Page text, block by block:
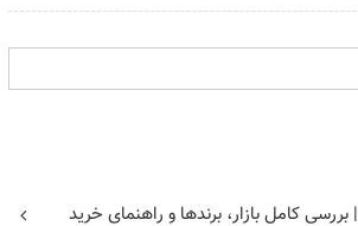
کامل بازار، برندها و راهنمای خرید